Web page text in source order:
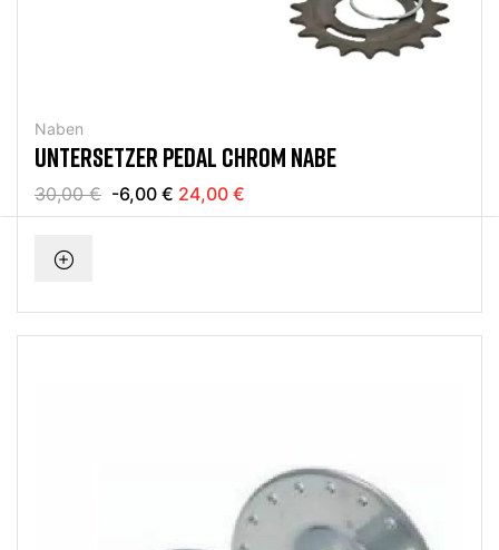
Naben
UNTERSETZER PEDAL CHROM NABE
30,00 € -6,00 € 24,00 €